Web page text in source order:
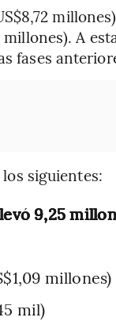
millones). A
fases
siguientes:
9,25
millones)
mil)